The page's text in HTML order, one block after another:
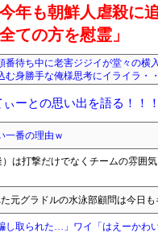
年も朝鮮人虐殺
ての方を慰霊」
番待ち中に老害ジジイが堂々の横
身勝手な俺様思考にイライラ・
ーとの思い出を語る！！
一番の理由ｗ
は打撃だけでなくチームの雰囲
元グラドルの水泳部顧問は今日
し取られた…」ワイ「はえーかわ